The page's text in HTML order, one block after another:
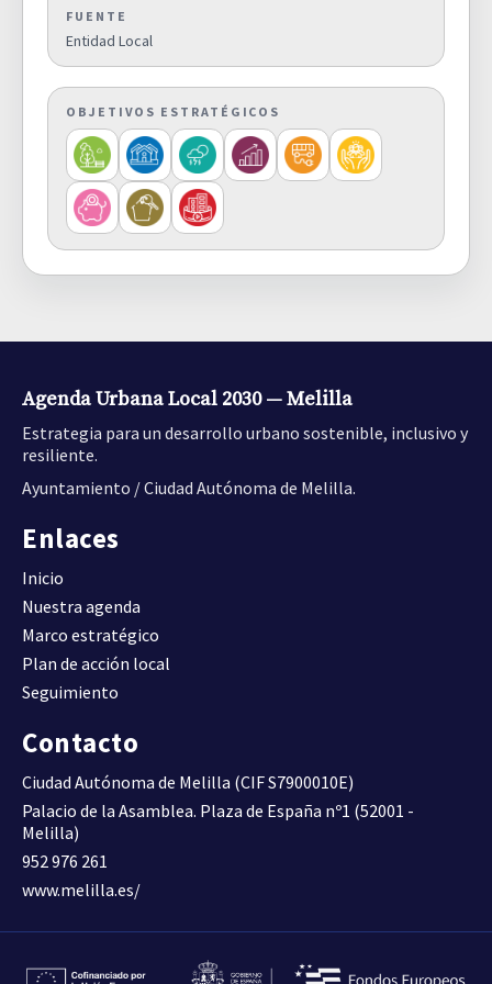
FUENTE
Entidad Local
OBJETIVOS ESTRATÉGICOS
Agenda Urbana Local 2030 — Melilla
Estrategia para un desarrollo urbano sostenible, inclusivo y
resiliente.
Ayuntamiento / Ciudad Autónoma de Melilla.
Enlaces
Inicio
Nuestra agenda
Marco estratégico
Plan de acción local
Seguimiento
Contacto
Ciudad Autónoma de Melilla (CIF S7900010E)
Palacio de la Asamblea. Plaza de España nº1 (52001 -
Melilla)
952 976 261
www.melilla.es/